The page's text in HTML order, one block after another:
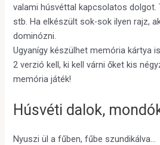
valami húsvéttal kapcsolatos dolgot.
stb. Ha elkészült sok-sok ilyen rajz,
dominózni.
Ugyanígy készülhet memória kártya
2 verzió kell, ki kell várni őket kis
memória játék!
Húsvéti dalok,
Nyuszi ül a fűben, fűbe szundikálva…